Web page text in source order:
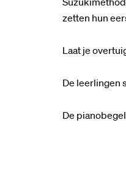
zetten hun
Laat je
De leerlingen
De